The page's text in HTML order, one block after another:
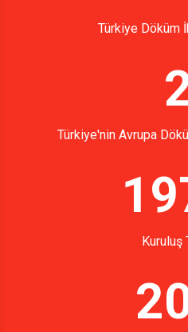
Türkiye Döküm
Türkiye'nin Avrupa
Kuruluş